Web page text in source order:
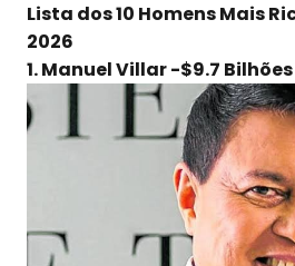
Lista dos 10 Homens Mais
2026
1. Manuel Villar -$9.7 Bilhões